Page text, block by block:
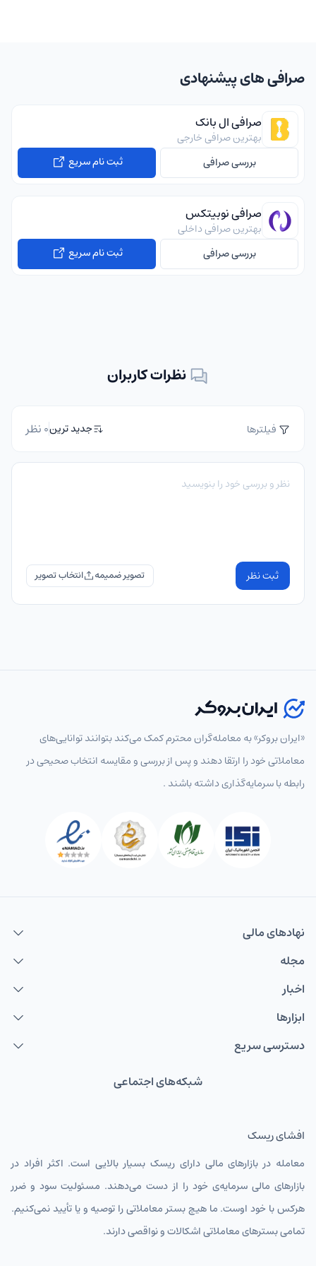
صرافی های پیشنهادی
صرافی ال بانک
بهترین صرافی خارجی
بررسی صرافی
ثبت نام سریع
صرافی نوبیتکس
بهترین صرافی داخلی
بررسی صرافی
ثبت نام سریع
نظرات کاربران
فیلترها جدید ترین0 نظر
ثبت نظر تصویر ضمیمه
«ایران بروکر» به معامله‌گران محترم کمک می‌کند بتوانند توانایی‌های
معاملاتی خود را ارتقا دهند و پس از بررسی و مقایسه انتخاب‌ صحیحی در
رابطه با سرمایه‌گذاری داشته باشند .
نهاد‌های مالی
مجله
اخبار
ابزارها
دسترسی سریع
شبکه‌های اجتماعی
افشای ریسک
معامله در بازارهای مالی دارای ریسک بسیار بالایی است. اکثر افراد در
بازارهای مالی سرمایه‌ی خود را از دست می‌دهند. مسئولیت سود و ضرر
هرکس با خود اوست. ما هیچ بستر معاملاتی را توصیه و یا تأیید نمی‌کنیم.
تمامی بسترهای معاملاتی اشکالات و نواقصی دارند.